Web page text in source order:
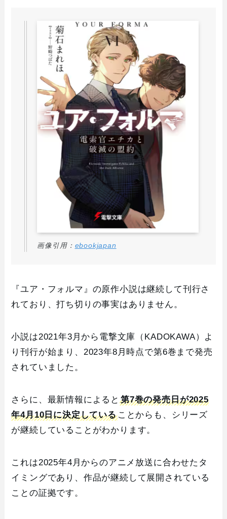
画像引用： ebookjapan
『ユア・フォルマ』の原作小説は継続して刊行さ
れており、打ち切りの事実はありません。
小説は2021年3月から電撃文庫（KADOKAWA）よ
り刊行が始まり、2023年8月時点で第6巻まで発売
されていました。
さらに、最新情報によると第7巻の発売日が2025
年4月10日に決定していることからも、シリーズ
が継続していることがわかります。
これは2025年4月からのアニメ放送に合わせたタ
イミングであり、作品が継続して展開されている
ことの証拠です。